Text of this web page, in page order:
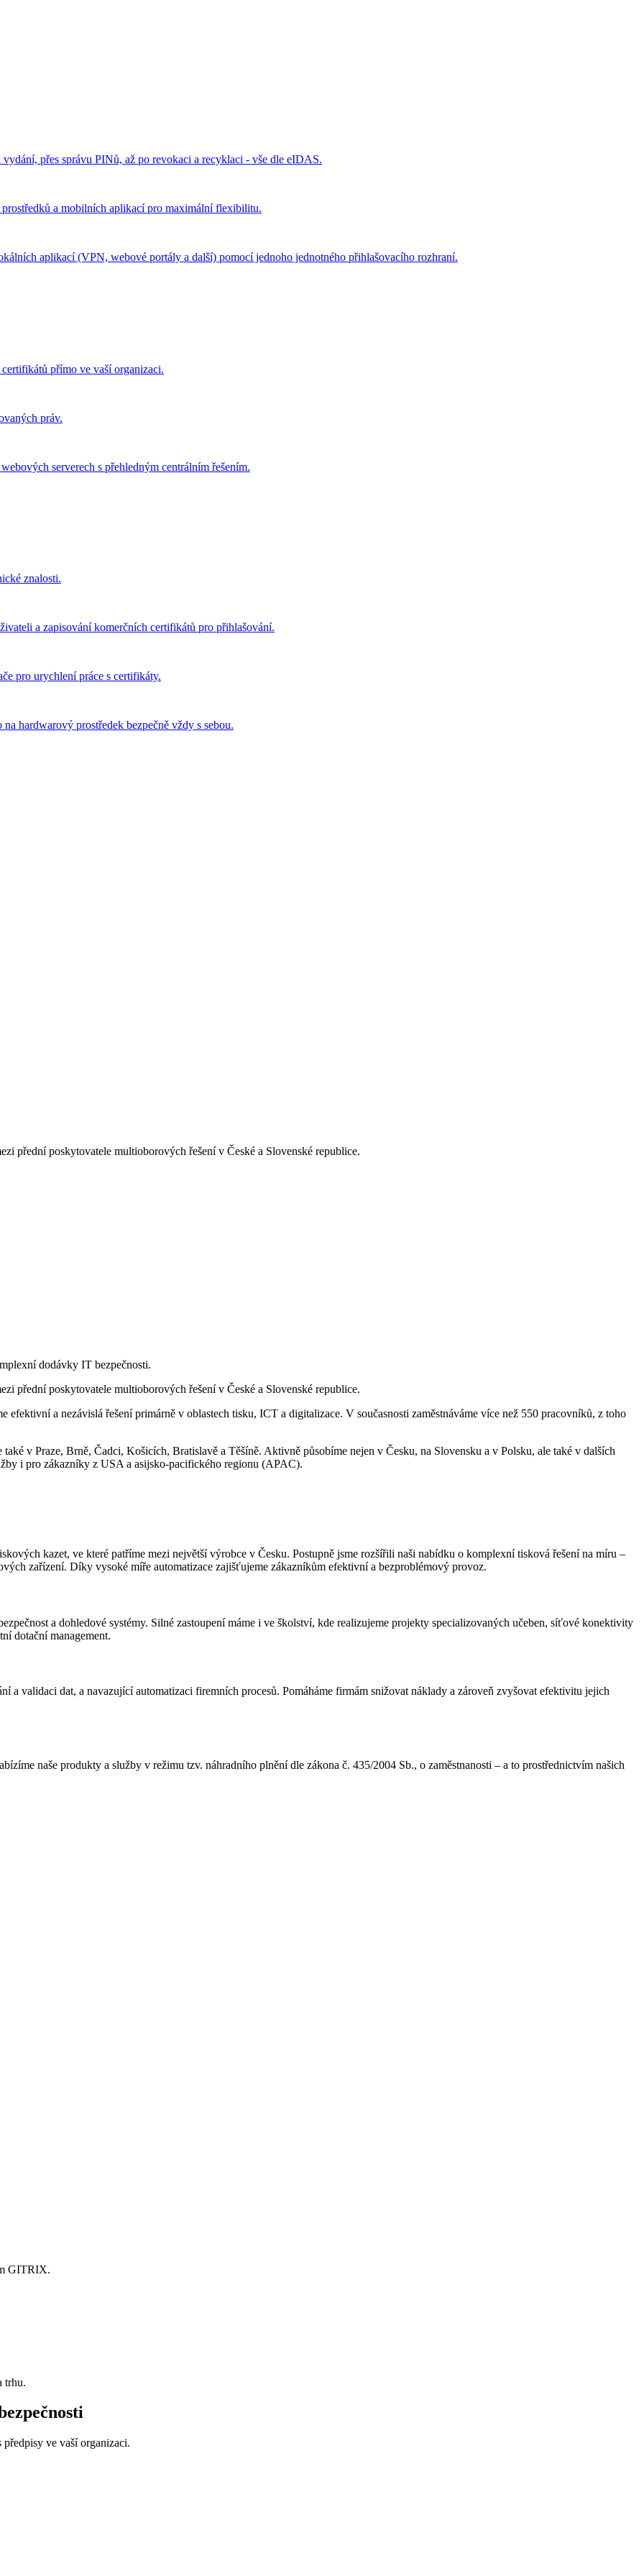
přes správu PINů, až po revokaci a recyklaci - vše dle eIDAS.
a mobilních aplikací pro maximální flexibilitu.
aplikací (VPN, webové portály a další) pomocí jednoho jednotného přihlašovacího rozhraní.
přímo ve vaší organizaci.
práv.
serverech s přehledným centrálním řešením.
znalosti.
a zapisování komerčních certifikátů pro přihlašování.
pro urychlení práce s certifikáty.
hardwarový prostředek bezpečně vždy s sebou.
přední poskytovatele multioborových řešení v České a Slovenské republice.
dodávky IT bezpečnosti.
přední poskytovatele multioborových řešení v České a Slovenské republice.
a nezávislá řešení primárně v oblastech tisku, ICT a digitalizace. V současnosti zaměstnáváme více než 550 pracovníků, z toho
v Praze, Brně, Čadci, Košicích, Bratislavě a Těšíně. Aktivně působíme nejen v Česku, na Slovensku a v Polsku, ale také v dalších
i pro zákazníky z USA a asijsko-pacifického regionu (APAC).
kazet, ve které patříme mezi největší výrobce v Česku. Postupně jsme rozšířili naši nabídku o komplexní tisková řešení na míru –
zařízení. Díky vysoké míře automatizace zajišťujeme zákazníkům efektivní a bezproblémový provoz.
a dohledové systémy. Silné zastoupení máme i ve školství, kde realizujeme projekty specializovaných učeben, síťové konektivity
dotační management.
a validaci dat, a navazující automatizaci firemních procesů. Pomáháme firmám snižovat náklady a zároveň zvyšovat efektivitu jejich
naše produkty a služby v režimu tzv. náhradního plnění dle zákona č. 435/2004 Sb., o zaměstnanosti – a to prostřednictvím našich
GITRIX.
trhu.
ve vaší organizaci.